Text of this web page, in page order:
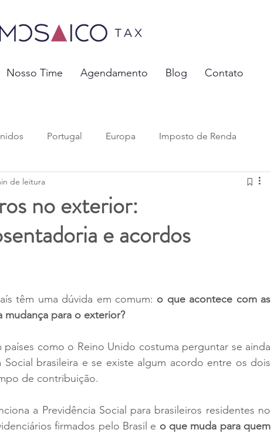
Nosso Time Agendamento Blog Contato
Portugal Europa Imposto de Renda
e Negócios
Alimentícia Mobilidade Global Migração
no exterior:
e acordos
de leitura
têm uma dúvida em comum: o que acontece com as
mudança para o exterior?
países como o Reino Unido costuma perguntar se ainda
brasileira e se existe algum acordo entre os dois
de contribuição.
a Previdência Social para brasileiros residentes no
firmados pelo Brasil e o que muda para quem